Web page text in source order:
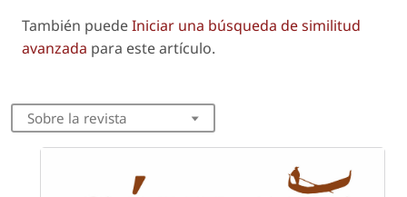
También puedeIniciar una búsqueda de similitud
avanzada para este artículo.
Sobre la revista